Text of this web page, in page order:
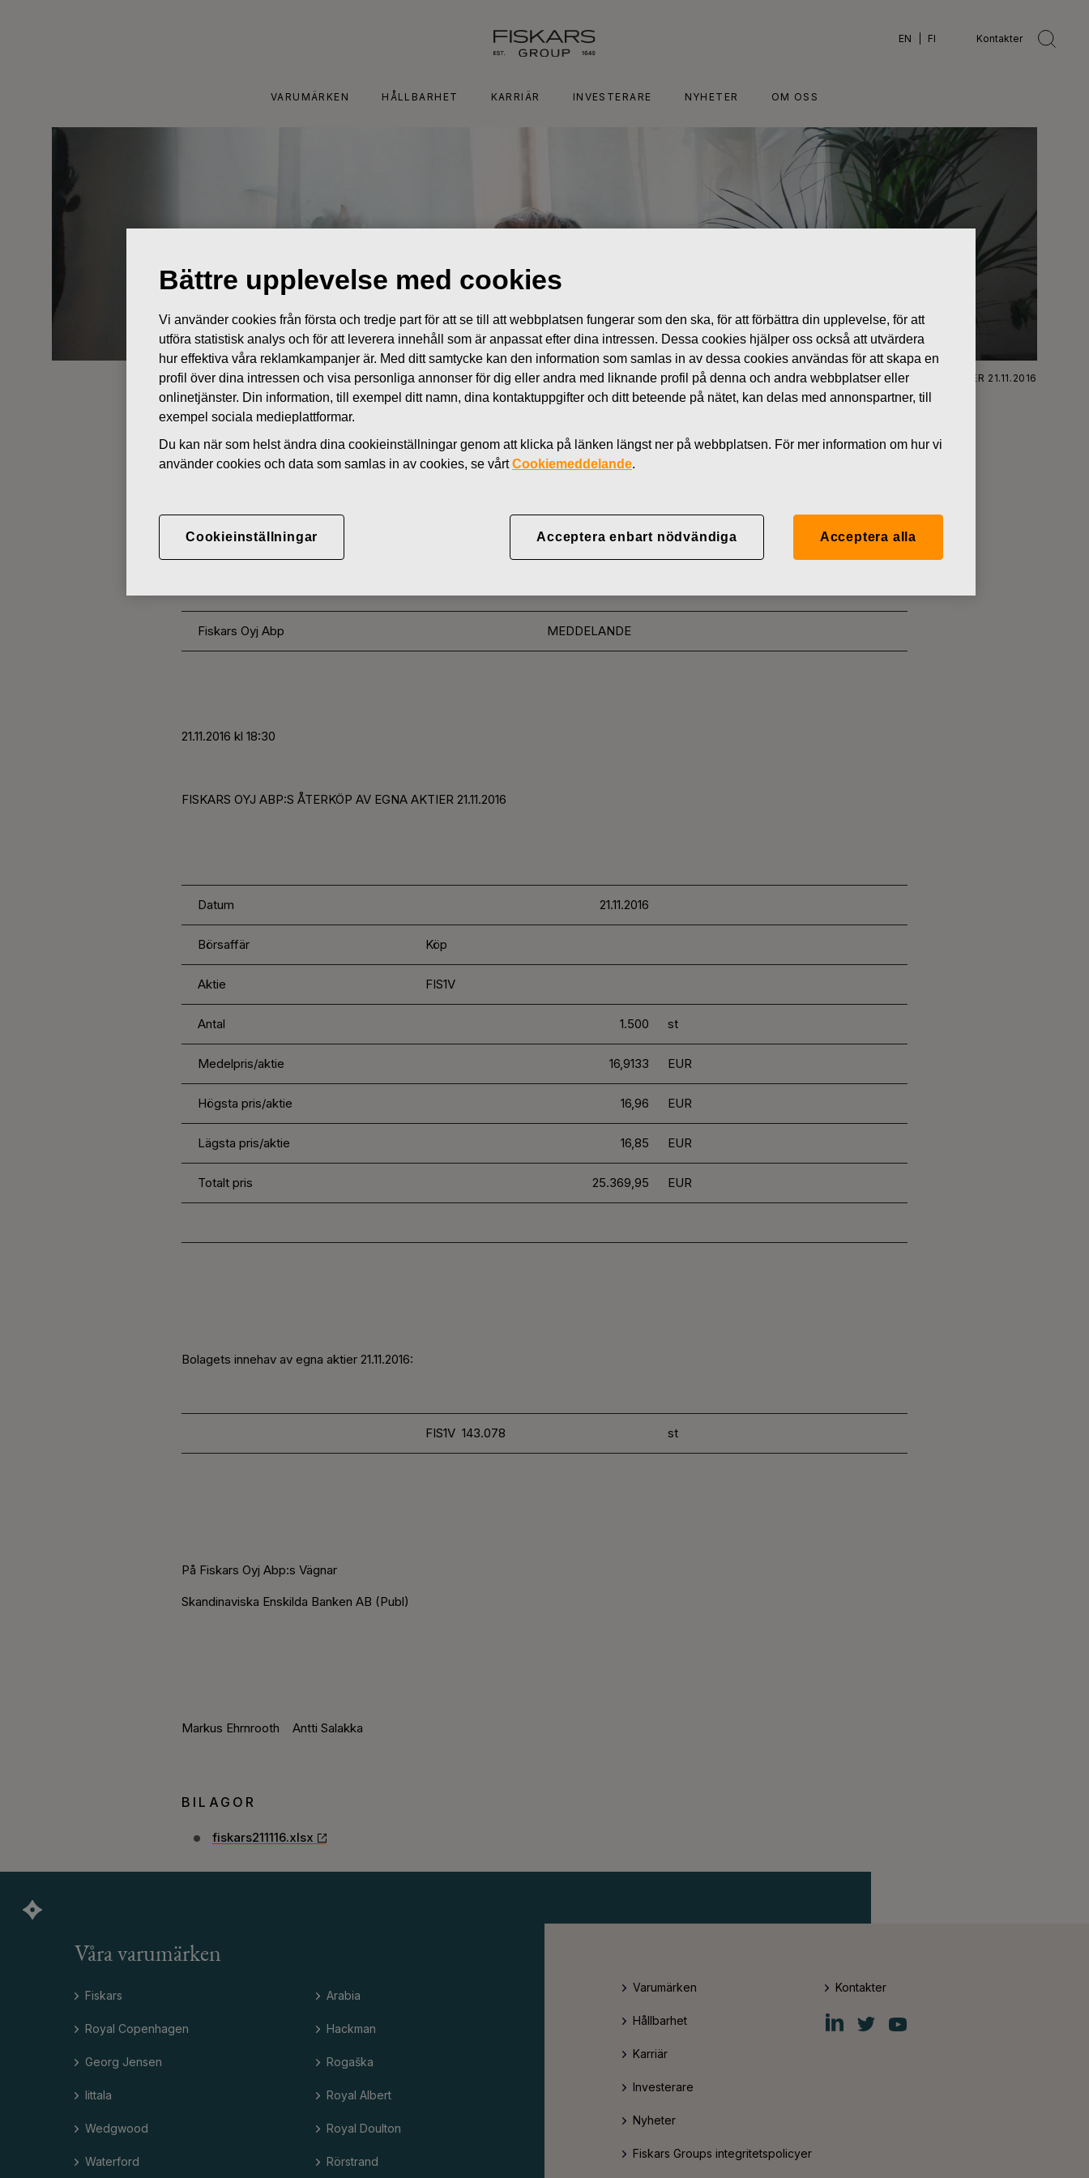
EN FI Kontakter
VARUMÄRKEN HÅLLBARHET KARRIÄR INVESTERARE NYHETER OM OSS
Nyheter FISKARS OYJ ABP:S ÅTERKÖP AV EGNA AKTIER 21.11.2016
ÄGARFÖRÄNDRINGAR I EGNA AKTIER
NOVEMBER 21, 2016
AKTIER 21.11.2016
Fiskars Oyj Abp MEDDELANDE
21.11.2016 kl 18:30
FISKARS OYJ ABP:S ÅTERKÖP AV EGNA AKTIER 21.11.2016
Datum 21.11.2016
Börsaffär Köp
Aktie FIS1V
Antal 1.500 st
Medelpris/aktie 16,9133 EUR
Högsta pris/aktie 16,96 EUR
Lägsta pris/aktie 16 ,85 EUR
Totalt pris 25.369,95 EUR
Bolagets innehav av egna aktier 21.11.2016:
FIS1V 143.078 st
På Fiskars Oyj Abp:s Vägnar
Skandinaviska Enskilda Banken AB (Publ)
Markus Ehrnrooth Antti Salakka
BILAGOR
fiskars211116.xlsx
Våra varumärken
Fiskars
Royal Copenhagen
Georg Jensen
Iittala
Wedgwood
Waterford
Arabia
Hackman
Rogaška
Royal Albert
Royal Doulton
Rörstrand
Varumärken
Hållbarhet
Karriär
Investerare
Nyheter
Fiskars Groups integritetspolicyer
Kontakter
Fiskars
Group
Fiskars
Group
Fiskars
Group
Bättre upplevelse med cookies
Vi använder cookies från första och tredje part för att se till att webbplatsen fungerar som den ska, för att förbättra din upplevelse, för att
utföra statistisk analys och för att leverera innehåll som är anpassat efter dina intressen. Dessa cookies hjälper oss också att utvärdera
hur effektiva våra reklamkampanjer är. Med ditt samtycke kan den information som samlas in av dessa cookies användas för att skapa en
profil över dina intressen och visa personliga annonser för dig eller andra med liknande profil på denna och andra webbplatser eller
onlinetjänster. Din information, till exempel ditt namn, dina kontaktuppgifter och ditt beteende på nätet, kan delas med annonspartner, till
exempel sociala medieplattformar.
Du kan när som helst ändra dina cookieinställningar genom att klicka på länken längst ner på webbplatsen. För mer information om hur vi
använder cookies och data som samlas in av cookies, se vårtCookiemeddelande.
Cookieinställningar Acceptera enbart nödvändiga Acceptera alla